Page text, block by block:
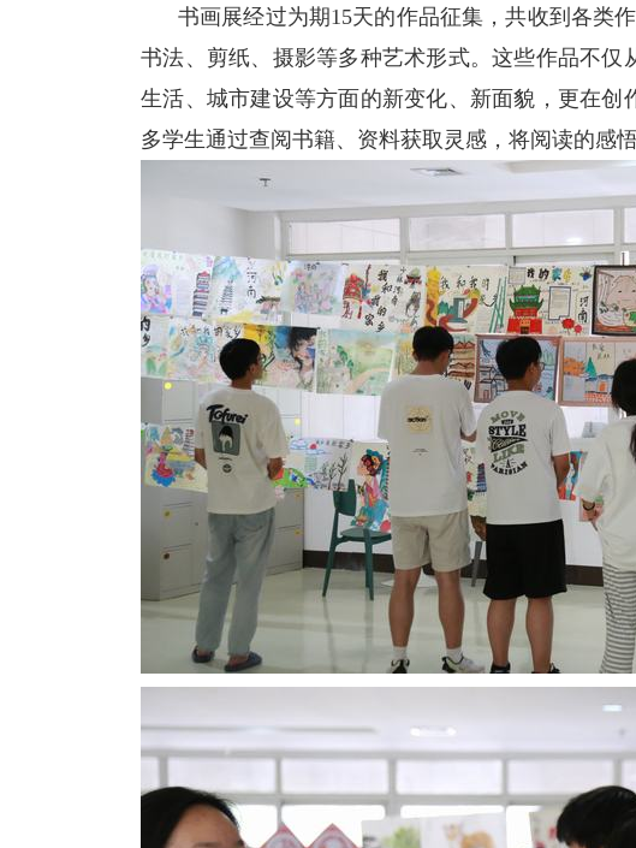
书画展经过为期15天的作品征集，共收到各类作
书法、剪纸、摄影等多种艺术形式。这些作品不
生活、城市建设等方面的新变化、新面貌，更在
多学生通过查阅书籍、资料获取灵感，将阅读的感